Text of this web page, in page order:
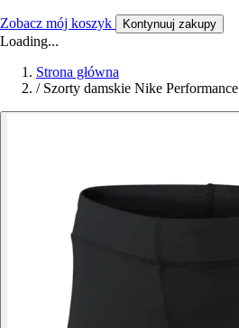
Zobacz mój koszyk Kontynuuj zakupy
Loading...
Strona główna
/ Szorty damskie Nike Performance